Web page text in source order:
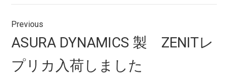
投
稿
ナ
ビ
Previous
Previous
post:
ASURA DYNAMICS 製 ZENITレ
プリカ入荷しました